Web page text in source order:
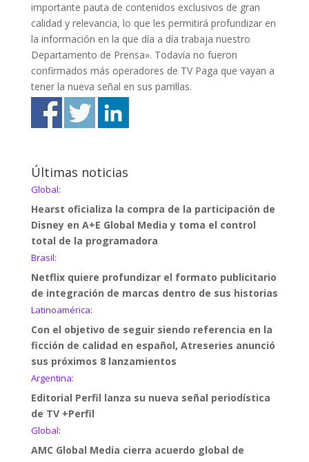
importante pauta de contenidos exclusivos de gran
calidad y relevancia, lo que les permitirá profundizar en
la información en la que día a día trabaja nuestro
Departamento de Prensa». Todavía no fueron
confirmados más operadores de TV Paga que vayan a
tener la nueva señal en sus parrillas.
Últimas noticias
Global:
Hearst oficializa la compra de la participación de
Disney en A+E Global Media y toma el control
total de la programadora
Brasil:
Netflix quiere profundizar el formato publicitario
de integración de marcas dentro de sus historias
Latinoamérica:
Con el objetivo de seguir siendo referencia en la
ficción de calidad en español, Atreseries anunció
sus próximos 8 lanzamientos
Argentina:
Editorial Perfil lanza su nueva señal periodística
de TV +Perfil
Global:
AMC Global Media cierra acuerdo global de